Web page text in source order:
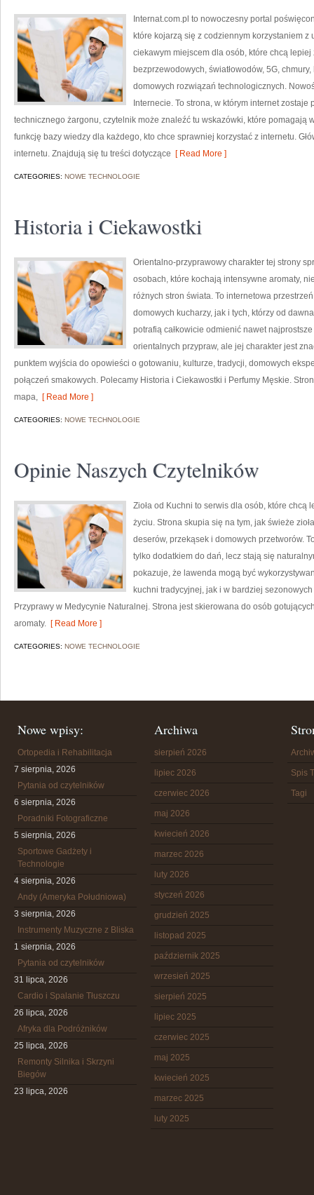
Internat.com.pl to nowoczesny portal
które kojarzą się z codziennym korzystaniem
ciekawym miejscem dla osób, które chcą
bezprzewodowych, światłowodów, 5G,
domowych rozwiązań technologicznych.
Internecie. To strona, w którym internet zostaje
technicznego żargonu, czytelnik może znaleźć tu wskazówki, które pomagają
funkcję bazy wiedzy dla każdego, kto chce sprawniej korzystać z internetu.
internetu. Znajdują się tu treści dotyczące [ Read More ]
CATEGORIES: NOWE TECHNOLOGIE
Historia i Ciekawostki
Orientalno-przyprawowy charakter tej strony
osobach, które kochają intensywne aromaty,
różnych stron świata. To internetowa
domowych kucharzy, jak i tych, którzy od
potrafią całkowicie odmienić nawet
orientalnych przypraw, ale jej charakter jest
punktem wyjścia do opowieści o gotowaniu, kulturze, tradycji, domowych
połączeń smakowych. Polecamy Historia i Ciekawostki i Perfumy Męskie.
mapa, [ Read More ]
CATEGORIES: NOWE TECHNOLOGIE
Opinie Naszych Czytelników
Zioła od Kuchni to serwis dla osób, które chcą
życiu. Strona skupia się na tym, jak świeże
deserów, przekąsek i domowych przetworów.
tylko dodatkiem do dań, lecz stają się
pokazuje, że lawenda mogą być
kuchni tradycyjnej, jak i w bardziej
Przyprawy w Medycynie Naturalnej. Strona jest skierowana do osób
aromaty. [ Read More ]
CATEGORIES: NOWE TECHNOLOGIE
Nowe wpisy:
Ortopedia i Rehabilitacja
7 sierpnia, 2026
Pytania od czytelników
6 sierpnia, 2026
Poradniki Fotograficzne
5 sierpnia, 2026
Sportowe Gadżety i
Technologie
4 sierpnia, 2026
Andy (Ameryka Południowa)
3 sierpnia, 2026
Instrumenty Muzyczne z Bliska
1 sierpnia, 2026
Pytania od czytelników
31 lipca, 2026
Cardio i Spalanie Tłuszczu
26 lipca, 2026
Afryka dla Podróżników
25 lipca, 2026
Remonty Silnika i Skrzyni
Biegów
23 lipca, 2026
Archiwa
sierpień 2026
lipiec 2026
czerwiec 2026
maj 2026
kwiecień 2026
marzec 2026
luty 2026
styczeń 2026
grudzień 2025
listopad 2025
październik 2025
wrzesień 2025
sierpień 2025
lipiec 2025
czerwiec 2025
maj 2025
kwiecień 2025
marzec 2025
luty 2025
Spis
Tagi